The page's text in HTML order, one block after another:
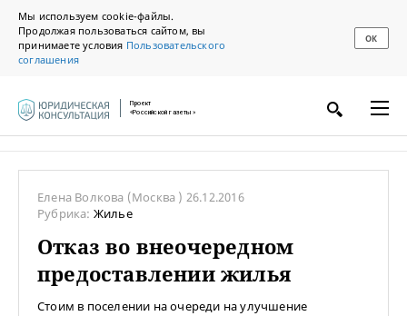
Мы используем cookie-файлы.
Продолжая пользоваться сайтом, вы
принимаете условия Пользовательского
соглашения
ОК
Проект
«Российской газеты»
Елена Волкова (Москва ) 26.12.2016
Рубрика: Жилье
Отказ во внеочередном
предоставлении жилья
Стоим в поселении на очереди на улучшение